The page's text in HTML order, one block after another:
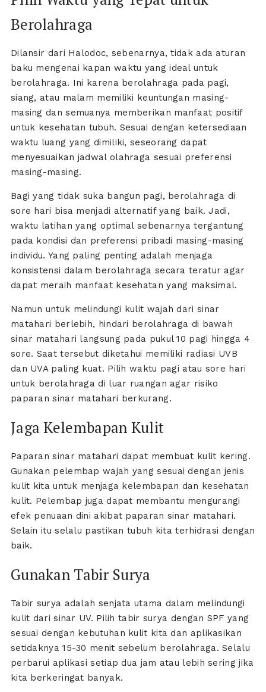
Berolahraga
Dilansir dari Halodoc, sebenarnya, tidak ada aturan
baku mengenai kapan waktu yang ideal untuk
berolahraga. Ini karena berolahraga pada pagi,
siang, atau malam memiliki keuntungan masing-
masing dan semuanya memberikan manfaat positif
untuk kesehatan tubuh. Sesuai dengan ketersediaan
waktu luang yang dimiliki, seseorang dapat
menyesuaikan jadwal olahraga sesuai preferensi
masing-masing.
Bagi yang tidak suka bangun pagi, berolahraga di
sore hari bisa menjadi alternatif yang baik. Jadi,
waktu latihan yang optimal sebenarnya tergantung
pada kondisi dan preferensi pribadi masing-masing
individu. Yang paling penting adalah menjaga
konsistensi dalam berolahraga secara teratur agar
dapat meraih manfaat kesehatan yang maksimal.
Namun untuk melindungi kulit wajah dari sinar
matahari berlebih, hindari berolahraga di bawah
sinar matahari langsung pada pukul 10 pagi hingga 4
sore. Saat tersebut diketahui memiliki radiasi UVB
dan UVA paling kuat. Pilih waktu pagi atau sore hari
untuk berolahraga di luar ruangan agar risiko
paparan sinar matahari berkurang.
Jaga Kelembapan Kulit
Paparan sinar matahari dapat membuat kulit kering.
Gunakan pelembap wajah yang sesuai dengan jenis
kulit kita untuk menjaga kelembapan dan kesehatan
kulit. Pelembap juga dapat membantu mengurangi
efek penuaan dini akibat paparan sinar matahari.
Selain itu selalu pastikan tubuh kita terhidrasi dengan
baik.
Gunakan Tabir Surya
Tabir surya adalah senjata utama dalam melindungi
kulit dari sinar UV. Pilih tabir surya dengan SPF yang
sesuai dengan kebutuhan kulit kita dan aplikasikan
setidaknya 15-30 menit sebelum berolahraga. Selalu
perbarui aplikasi setiap dua jam atau lebih sering jika
kita berkeringat banyak.